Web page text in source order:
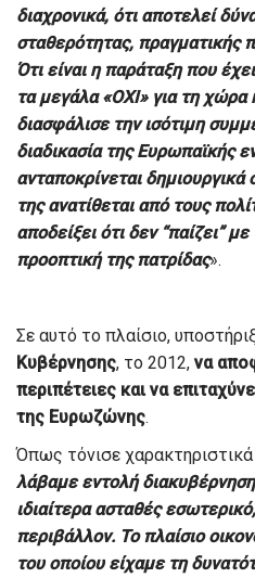
διαχρονικά, ότι αποτελεί
σταθερότητας, πραγματικής
Ότι είναι η παράταξη που
τα μεγάλα «ΟΧΙ» για τη χώρα
διασφάλισε την ισότιμη
διαδικασία της Ευρωπαϊκής
ανταποκρίνεται
της ανατίθεται από τους
αποδείξει ότι δεν “παίζει”
προοπτική της πατρίδας».
Σε αυτό το πλαίσιο,
Κυβέρνησης, το 2012, να
περιπέτειες και να
της Ευρωζώνης.
Όπως τόνισε χαρακτηριστικά
λάβαμε εντολή
ιδιαίτερα ασταθές
περιβάλλον. Το πλαίσιο
του οποίου είχαμε τη